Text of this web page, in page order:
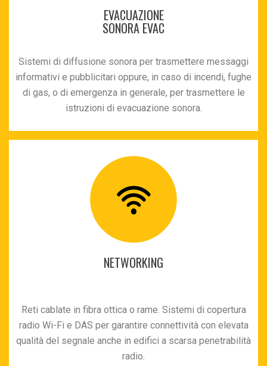
EVACUAZIONE
SONORA EVAC
Sistemi di diffusione sonora per trasmettere messaggi
informativi e pubblicitari oppure, in caso di incendi, fughe
di gas, o di emergenza in generale, per trasmettere le
istruzioni di evacuazione sonora.
NETWORKING
Reti cablate in fibra ottica o rame. Sistemi di copertura
radio Wi-Fi e DAS per garantire connettività con elevata
qualità del segnale anche in edifici a scarsa penetrabilità
radio.